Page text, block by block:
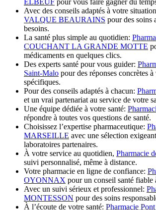
Avec des conseils adaptés à votre
VALQUE BEAURAINS pour des soins
besoins.
La santé plus simple au quotidien:
COUCHANT LA GRANDE MOTTE
médicaments en quelques clics.
Des experts santé pour vous guider:
Saint-Malo pour des réponses concrètes
spécifiques.
Pour des conseils adaptés à chacun:
et un vrai partenariat au service de votre
Une équipe dédiée à votre santé:
répondre à toutes vos questions de santé.
Choisissez l’expertise pharmaceutique:
MARSEILLE avec une sélection
laboratoires partenaires.
À votre service au quotidien, Pharmacie
suivi personnalisé, même à distance.
Votre pharmacie en ligne de confiance:
OYONNAX pour un conseil santé fiable
Avec un suivi sérieux et professionnel:
MONTESSON pour des soins
À l’écoute de votre santé: Pharmacie